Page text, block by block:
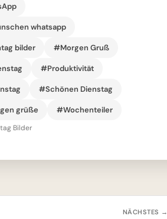
whatsapp
bilder #Morgen Gruß
#Produktivität
#Schönen Dienstag
grüße #Wochenteiler
Bilder
NÄCHSTES →